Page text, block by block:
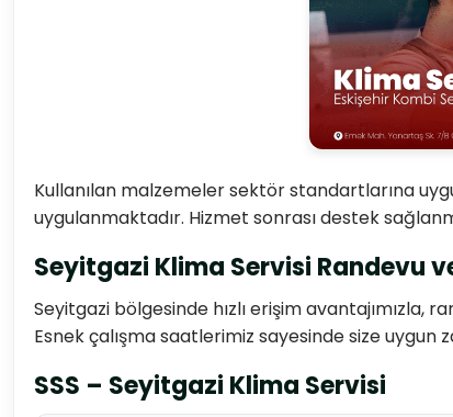
Kullanılan malzemeler sektör standartlarına
uygulanmaktadır. Hizmet sonrası destek
Seyitgazi Klima Servisi Randevu
Seyitgazi bölgesinde hızlı erişim avantajımızla,
Esnek çalışma saatlerimiz sayesinde size uygun
SSS – Seyitgazi Klima Servisi